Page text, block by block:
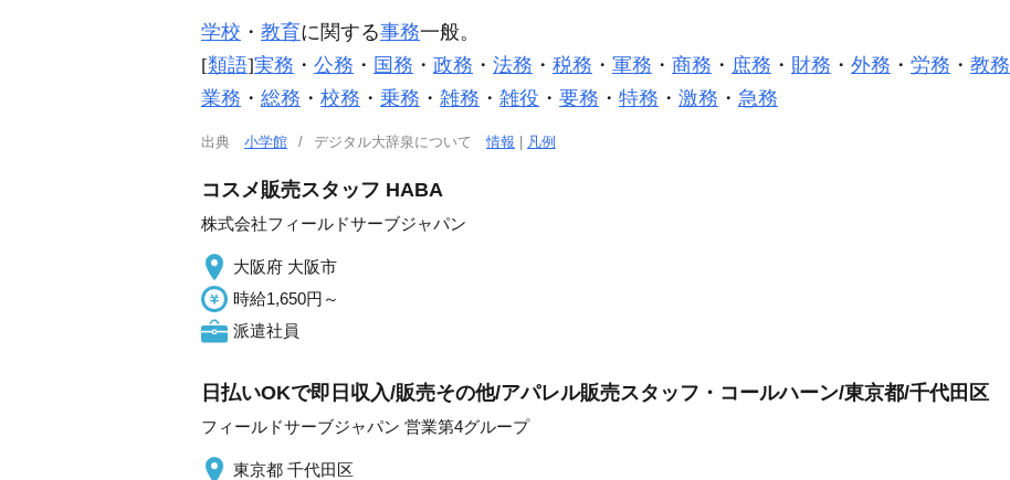
学校 ・ 教育に関する事務一般。
[類語]実務 ・ 公務 ・ 国務 ・ 政務 ・ 法務 ・ 税務 ・ 軍務 ・ 商務 ・ 庶務 ・ 財務 ・ 外務 ・ 労務 ・ 教務
業務 ・ 総務 ・ 校務 ・ 乗務 ・ 雑務 ・ 雑役 ・ 要務 ・ 特務 ・ 激務 ・ 急務
出典 小学館 デジタル大辞泉について情報 凡例
コスメ販売スタッフ HABA
株式会社フィールドサーブジャパン
大阪府 大阪市
時給1,650円～
派遣社員
日払いOKで即日収入/販売その他/アパレル販売スタッフ・コールハーン/東京都/千代田区
フィールドサーブジャパン 営業第4グループ
東京都 千代田区